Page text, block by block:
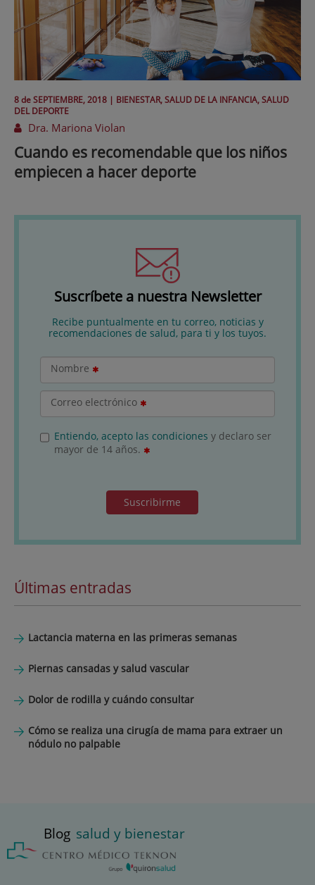
8 deSEPTIEMBRE, 2018 | BIENESTAR, SALUD DE LA INFANCIA, SALUD
DEL DEPORTE
Dra. Mariona Violan
Cuando es recomendable que los niños
empiecen a hacer deporte
Suscríbete a nuestra Newsletter
Recibe puntualmente en tu correo, noticias y
recomendaciones de salud, para ti y los tuyos.
Nombre
Correo electrónico
Entiendo, acepto las condiciones y declaro ser
mayor de 14 años.
Suscribirme
Últimas entradas
Lactancia materna en las primeras semanas
Piernas cansadas y salud vascular
Dolor de rodilla y cuándo consultar
Cómo se realiza una cirugía de mama para extraer un
nódulo no palpable
Blog salud y bienestar